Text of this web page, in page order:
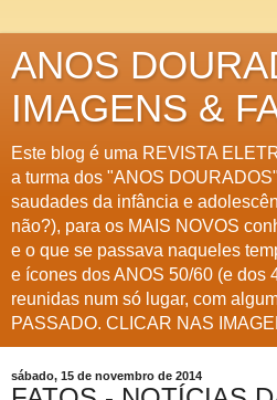
ANOS
IMAGENS &
Este blog é uma REVISTA
a turma dos "ANOS
saudades da infância e
não?), para os MAIS NOVOS
e o que se passava naqueles
e ícones dos ANOS 50/60 (e dos
reunidas num só lugar, com
PASSADO. CLICAR NAS
sábado, 15 de novembro de 2014